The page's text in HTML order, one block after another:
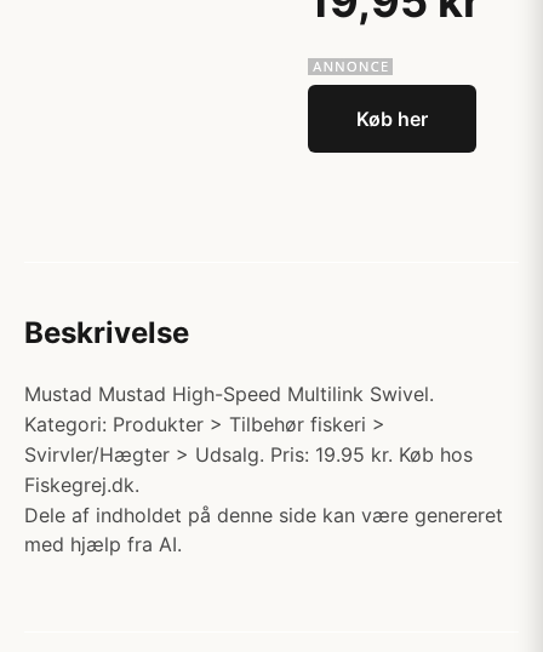
Køb her
Beskrivelse
Mustad Mustad High-Speed Multilink Swivel.
Kategori: Produkter > Tilbehør fiskeri >
Svirvler/Hægter > Udsalg. Pris: 19.95 kr. Køb hos
Fiskegrej.dk.
Dele af indholdet på denne side kan være genereret
med hjælp fra AI.